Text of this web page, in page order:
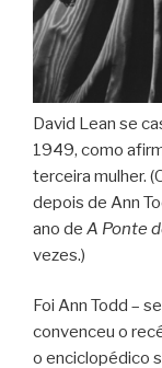
David Lean se
1949, como
terceira mulher.
depois de Ann
ano de A Ponte
vezes.)
Foi Ann Todd –
convenceu o
o enciclopédico